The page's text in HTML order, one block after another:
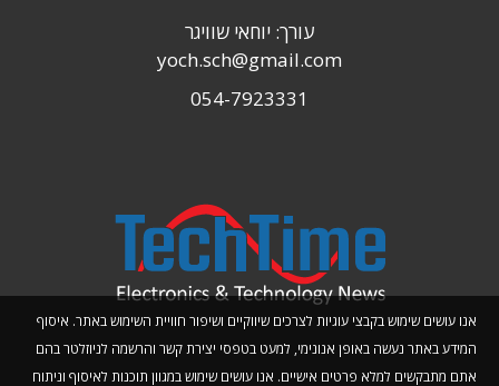
אנו עושים שימוש בקבצי עוגיות לצרכים שיווקיים ושיפור חוויית השימוש באתר. איסוף
המידע באתר נעשה באופן אנונימי, למעט בטפסי יצירת קשר והרשמה לניוזלטר בהם
אתם מתבקשים למלא פרטים אישיים. אנו עושים שימוש במגוון תוכנות לאיסוף וניתוח
עורך: יוחאי שוויגר
yoch.sch@gmail.com
054-7923331